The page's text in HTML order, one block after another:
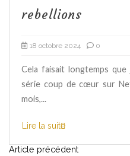
rebellions
18 octobre 2024 0
Cela faisait longtemps que
série coup de cœur sur
mois,...
Lire la suite
Article précédent